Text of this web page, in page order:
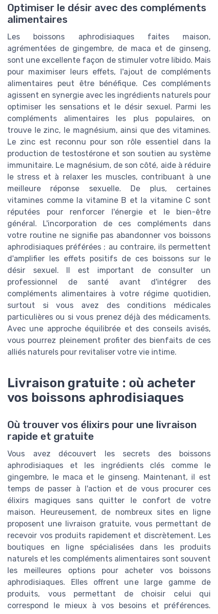
Optimiser le désir avec des compléments
alimentaires
Les boissons aphrodisiaques faites maison,
agrémentées de gingembre, de maca et de ginseng,
sont une excellente façon de stimuler votre libido. Mais
pour maximiser leurs effets, l'ajout de compléments
alimentaires peut être bénéfique. Ces compléments
agissent en synergie avec les ingrédients naturels pour
optimiser les sensations et le désir sexuel. Parmi les
compléments alimentaires les plus populaires, on
trouve le zinc, le magnésium, ainsi que des vitamines.
Le zinc est reconnu pour son rôle essentiel dans la
production de testostérone et son soutien au système
immunitaire. Le magnésium, de son côté, aide à réduire
le stress et à relaxer les muscles, contribuant à une
meilleure réponse sexuelle. De plus, certaines
vitamines comme la vitamine B et la vitamine C sont
réputées pour renforcer l'énergie et le bien-être
général. L'incorporation de ces compléments dans
votre routine ne signifie pas abandonner vos boissons
aphrodisiaques préférées ; au contraire, ils permettent
d'amplifier les effets positifs de ces boissons sur le
désir sexuel. Il est important de consulter un
professionnel de santé avant d'intégrer des
compléments alimentaires à votre régime quotidien,
surtout si vous avez des conditions médicales
particulières ou si vous prenez déjà des médicaments.
Avec une approche équilibrée et des conseils avisés,
vous pourrez pleinement profiter des bienfaits de ces
alliés naturels pour revitaliser votre vie intime.
Livraison gratuite : où acheter
vos boissons aphrodisiaques
Où trouver vos élixirs pour une livraison
rapide et gratuite
Vous avez découvert les secrets des boissons
aphrodisiaques et les ingrédients clés comme le
gingembre, le maca et le ginseng. Maintenant, il est
temps de passer à l'action et de vous procurer ces
élixirs magiques sans quitter le confort de votre
maison. Heureusement, de nombreux sites en ligne
proposent une livraison gratuite, vous permettant de
recevoir vos produits rapidement et discrètement. Les
boutiques en ligne spécialisées dans les produits
naturels et les compléments alimentaires sont souvent
les meilleures options pour acheter vos boissons
aphrodisiaques. Elles offrent une large gamme de
produits, vous permettant de choisir celui qui
correspond le mieux à vos besoins et préférences.